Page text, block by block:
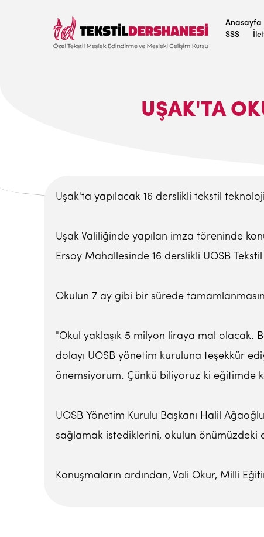
Anasayfa
SSS
UŞAK'TA
Uşak'ta yapılacak 16 derslikli tekstil
Uşak Valiliğinde yapılan imza töreninde
Ersoy Mahallesinde 16 derslikli UOSB
Okulun 7 ay gibi bir sürede
"Okul yaklaşık 5 milyon liraya mal olacak.
dolayı UOSB yönetim kuruluna teşekkür
önemsiyorum. Çünkü biliyoruz ki eğitimde
UOSB Yönetim Kurulu Başkanı Halil
sağlamak istediklerini, okulun önümüzdeki
Konuşmaların ardından, Vali Okur, Milli